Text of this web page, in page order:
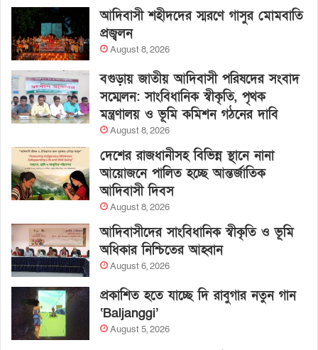
আদিবাসী শহীদদের স্মরণে গাসুর মোমবাতি
প্রজ্বলন
August 8, 2026
বগুড়ায় জাতীয় আদিবাসী পরিষদের সংবাদ
সম্মেলন: সাংবিধানিক স্বীকৃতি, পৃথক
মন্ত্রণালয় ও ভূমি কমিশন গঠনের দাবি
August 8, 2026
দেশের রাজধানীসহ বিভিন্ন স্থানে নানা
আয়োজনে পালিত হচ্ছে আন্তর্জাতিক
আদিবাসী দিবস
August 8, 2026
আদিবাসীদের সাংবিধানিক স্বীকৃতি ও ভূমি
অধিকার নিশ্চিতের আহ্বান
August 6, 2026
প্রকাশিত হতে যাচ্ছে দি রাবুগার নতুন গান
‘Baljanggi’
August 5, 2026